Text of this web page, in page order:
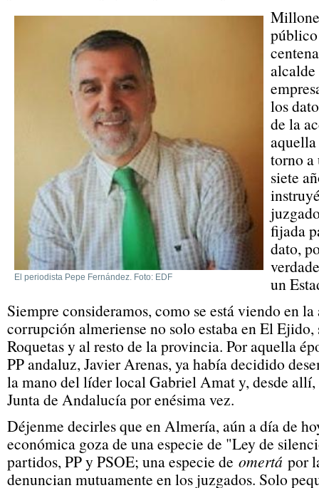
El periodista Pepe Fernández. Foto: EDF
los
de la
torno a
siete
fijada
dato,
un
Siempre consideramos, como se está viendo en
corrupción almeriense no solo estaba en El Ejido,
Roquetas y al resto de la provincia. Por aquella
PP andaluz, Javier Arenas, ya había decidido
la mano del líder local Gabriel Amat y, desde
Junta de Andalucía por enésima vez.
Déjenme decirles que en Almería, aún a día de
económica goza de una especie de "Ley de
partidos, PP y PSOE; una especie de omertá por
denuncian mutuamente en los juzgados. Solo